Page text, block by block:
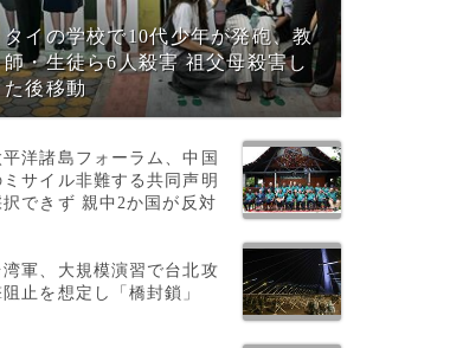
タイの学校で10代少年が発砲、教
師・生徒ら6人殺害 祖父母殺害し
た後移動
平洋諸島フォーラム、中国
ミサイル非難する共同声明
択できず 親中2か国が反対
湾軍、大規模演習で台北攻
止を想定し「橋封鎖」